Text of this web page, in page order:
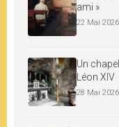
ami »
22 Mai 2026
Un
Léon XIV
28 Mai 2026